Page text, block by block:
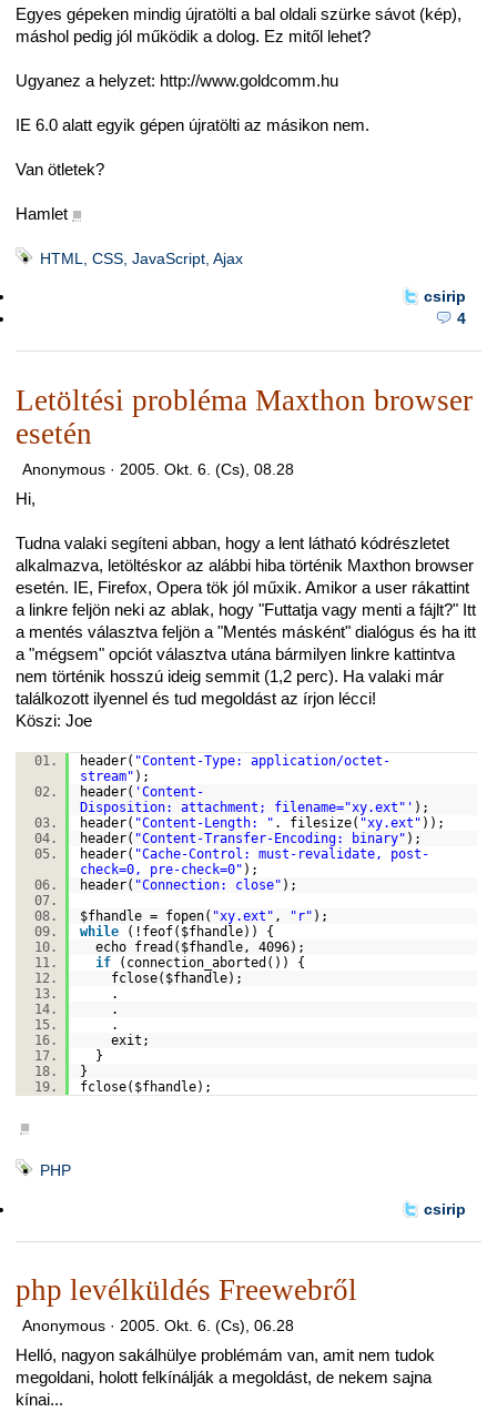
Egyes gépeken mindig újratölti a bal oldali szürke sávot (kép),
máshol pedig jól működik a dolog. Ez mitől lehet?
Ugyanez a helyzet: http://www.goldcomm.hu
IE 6.0 alatt egyik gépen újratölti az másikon nem.
Van ötletek?
Hamlet ■
HTML, CSS, JavaScript, Ajax
csirip
4
Letöltési probléma Maxthon browser
esetén
Anonymous · 2005. Okt. 6. (Cs), 08.28
Hi,
Tudna valaki segíteni abban, hogy a lent látható kódrészletet
alkalmazva, letöltéskor az alábbi hiba történik Maxthon browser
esetén. IE, Firefox, Opera tök jól műxik. Amikor a user rákattint
a linkre feljön neki az ablak, hogy "Futtatja vagy menti a fájlt?" Itt
a mentés választva feljön a "Mentés másként" dialógus és ha itt
a "mégsem" opciót választva utána bármilyen linkre kattintva
nem történik hosszú ideig semmit (1,2 perc). Ha valaki már
találkozott ilyennel és tud megoldást az írjon lécci!
Köszi: Joe
header( "Content-Type: application/octet-
stream" );
header( 'Content-
Disposition: attachment; filename="xy.ext"' );
header( "Content-Length: " . filesize( "xy.ext" ));
header( "Content-Transfer-Encoding: binary" );
header( "Cache-Control: must-revalidate, post-
check=0, pre-check=0" );
header( "Connection: close" );
$fhandle = fopen( "xy.ext" , "r" );
while (! feof( $fhandle)) {
echo fread ( $fhandle , 4096);
if (connection_aborted()) {
fclose( $fhandle);
.
.
.
exit ;
}
}
fclose( $fhandle);
■
PHP
csirip
php levélküldés Freewebről
Anonymous · 2005. Okt. 6. (Cs), 06.28
Helló, nagyon sakálhülye problémám van, amit nem tudok
megoldani, holott felkínálják a megoldást, de nekem sajna
kínai...